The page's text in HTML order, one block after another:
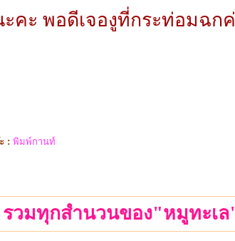
คะ พอดีเจองูที่กระท่อมฉก
: พิมพ์กานท์
รวมทุกสำนวนของ"หมูทะเ